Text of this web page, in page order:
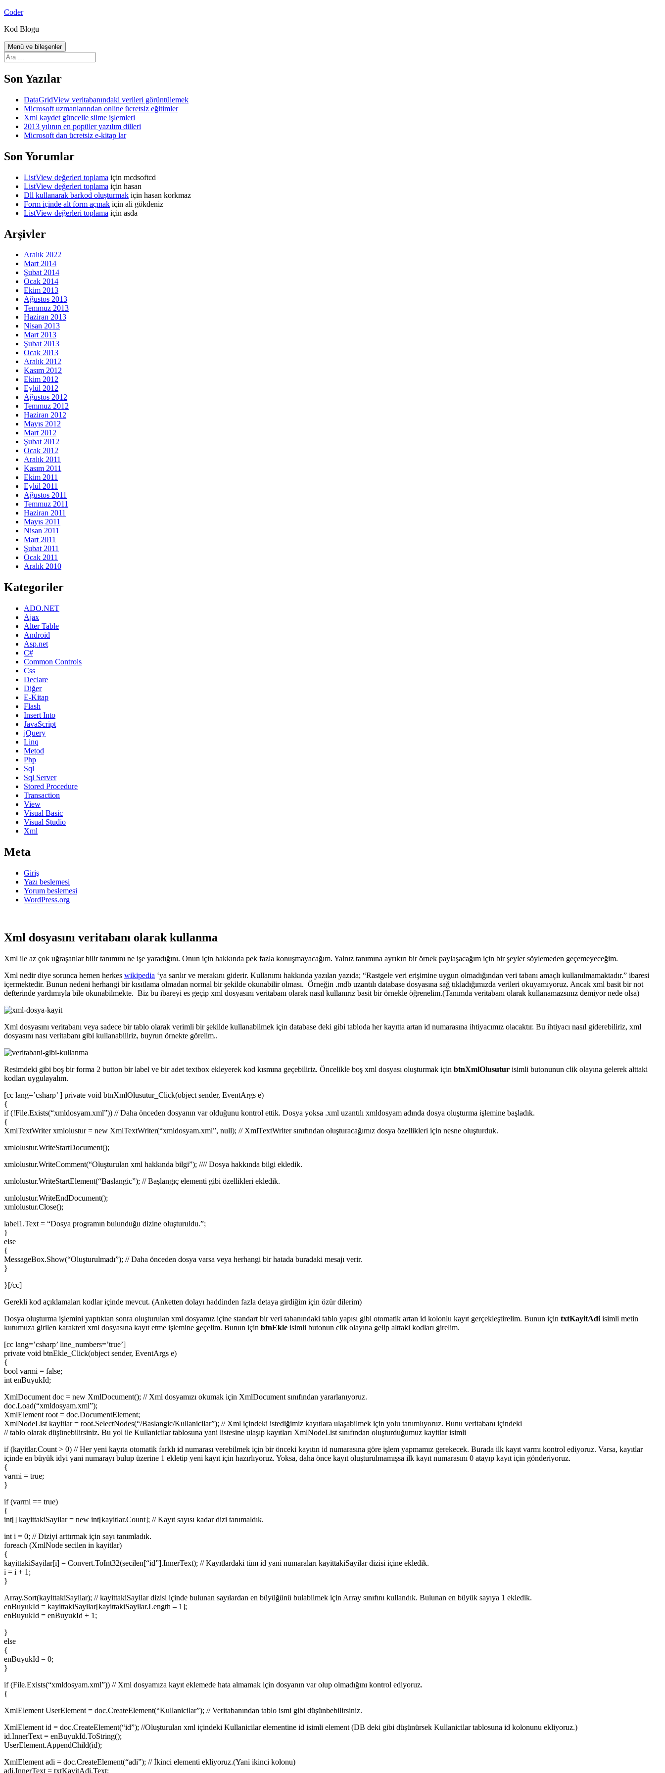
İçeriğe
Coder
Kod Blogu
Menü ve bileşenler
Arama:
Son Yazılar
DataGridView veritabanındaki verileri görüntülemek
Microsoft uzmanlarından online ücretsiz eğitimler
Xml kaydet güncelle silme işlemleri
2013 yılının en popüler yazılım dilleri
Microsoft dan ücretsiz e-kitap lar
Son Yorumlar
ListView değerleri toplama için mcdsoftcd
ListView değerleri toplama için hasan
Dll kullanarak barkod oluşturmak için hasan korkmaz
Form içinde alt form açmak için ali gökdeniz
ListView değerleri toplama için asda
Arşivler
Aralık 2022
Mart 2014
Şubat 2014
Ocak 2014
Ekim 2013
Ağustos 2013
Temmuz 2013
Haziran 2013
Nisan 2013
Mart 2013
Şubat 2013
Ocak 2013
Aralık 2012
Kasım 2012
Ekim 2012
Eylül 2012
Ağustos 2012
Temmuz 2012
Haziran 2012
Mayıs 2012
Mart 2012
Şubat 2012
Ocak 2012
Aralık 2011
Kasım 2011
Ekim 2011
Eylül 2011
Ağustos 2011
Temmuz 2011
Haziran 2011
Mayıs 2011
Nisan 2011
Mart 2011
Şubat 2011
Ocak 2011
Aralık 2010
Kategoriler
ADO.NET
Ajax
Alter Table
Android
Asp.net
C#
Common Controls
Css
Declare
Diğer
E-Kitap
Flash
Insert Into
JavaScript
jQuery
Linq
Metod
Php
Sql
Sql Server
Stored Procedure
Transaction
View
Visual Basic
Visual Studio
Xml
Meta
Giriş
Yazı beslemesi
Yorum beslemesi
WordPress.org
Xml dosyasını veritabanı olarak kullanma
Xml ile az çok uğraşanlar bilir tanımını ne işe yaradığını. Onun için hakkında pek fazla konuşmayacağım. Yalnız tanımına ayrıkırı bir örnek paylaşacağım için bir şeyler söylemeden geçemeyeceğim.
Xml nedir diye sorunca hemen herkes wikipedia ‘ya sarılır ve merakını giderir. Kullanımı hakkında yazılan yazıda; “Rastgele veri erişimine uygun olmadığından veri tabanı amaçlı kullanılmamaktadır.” ibaresi
içermektedir. Bunun nedeni herhangi bir kısıtlama olmadan normal bir şekilde okunabilir olması. Örneğin .mdb uzantılı database dosyasına sağ tıkladığımızda verileri okuyamıyoruz. Ancak xml basit bir not
defterinde yardımıyla bile okunabilmekte. Biz bu ibareyi es geçip xml dosyasını veritabanı olarak nasıl kullanırız basit bir örnekle öğrenelim.(Tanımda veritabanı olarak kullanamazsınız demiyor nede olsa)
Xml dosyasını veritabanı veya sadece bir tablo olarak verimli bir şekilde kullanabilmek için database deki gibi tabloda her kayıtta artan id numarasına ihtiyacımız olacaktır. Bu ihtiyacı nasıl giderebiliriz, xml
dosyasını nası veritabanı gibi kullanabiliriz, buyrun örnekte görelim..
Resimdeki gibi boş bir forma 2 button bir label ve bir adet textbox ekleyerek kod kısmına geçebiliriz. Öncelikle boş xml dosyası oluşturmak için btnXmlOlusutur isimli butonunun clik olayına gelerek alttaki
kodları uygulayalım.
[cc lang=’csharp’ ] private void btnXmlOlusutur_Click(object sender, EventArgs e)
{
if (!File.Exists(“xmldosyam.xml”)) // Daha önceden dosyanın var olduğunu kontrol ettik. Dosya yoksa .xml uzantılı xmldosyam adında dosya oluşturma işlemine başladık.
{
XmlTextWriter xmlolustur = new XmlTextWriter(“xmldosyam.xml”, null); // XmlTextWriter sınıfından oluşturacağımız dosya özellikleri için nesne oluşturduk.
xmlolustur.WriteStartDocument();
xmlolustur.WriteComment(“Oluşturulan xml hakkında bilgi”); //// Dosya hakkında bilgi ekledik.
xmlolustur.WriteStartElement(“Baslangic”); // Başlangıç elementi gibi özellikleri ekledik.
xmlolustur.WriteEndDocument();
xmlolustur.Close();
label1.Text = “Dosya programın bulunduğu dizine oluşturuldu.”;
}
else
{
MessageBox.Show(“Oluşturulmadı”); // Daha önceden dosya varsa veya herhangi bir hatada buradaki mesajı verir.
}
}[/cc]
Gerekli kod açıklamaları kodlar içinde mevcut. (Anketten dolayı haddinden fazla detaya girdiğim için özür dilerim)
Dosya oluşturma işlemini yaptıktan sonra oluşturulan xml dosyamız içine standart bir veri tabanındaki tablo yapısı gibi otomatik artan id kolonlu kayıt gerçekleştirelim. Bunun için txtKayitAdi isimli metin
kutumuza girilen karakteri xml dosyasına kayıt etme işlemine geçelim. Bunun için btnEkle isimli butonun clik olayına gelip alttaki kodları girelim.
[cc lang=’csharp’ line_numbers=’true’]
private void btnEkle_Click(object sender, EventArgs e)
{
bool varmi = false;
int enBuyukId;
XmlDocument doc = new XmlDocument(); // Xml dosyamızı okumak için XmlDocument sınıfından yararlanıyoruz.
doc.Load(“xmldosyam.xml”);
XmlElement root = doc.DocumentElement;
XmlNodeList kayitlar = root.SelectNodes(“/Baslangic/Kullanicilar”); // Xml içindeki istediğimiz kayıtlara ulaşabilmek için yolu tanımlıyoruz. Bunu veritabanı içindeki
// tablo olarak düşünebilirsiniz. Bu yol ile Kullanicilar tablosuna yani listesine ulaşıp kayıtları XmlNodeList sınıfından oluşturduğumuz kayitlar isimli
if (kayitlar.Count > 0) // Her yeni kayıta otomatik farklı id numarası verebilmek için bir önceki kayıtın id numarasına göre işlem yapmamız gerekecek. Burada ilk kayıt varmı kontrol ediyoruz. Varsa, kayıtlar
içinde en büyük idyi yani numarayı bulup üzerine 1 ekletip yeni kayıt için hazırlıyoruz. Yoksa, daha önce kayıt oluşturulmamışsa ilk kayıt numarasını 0 atayıp kayıt için gönderiyoruz.
{
varmi = true;
}
if (varmi == true)
{
int[] kayittakiSayilar = new int[kayitlar.Count]; // Kayıt sayısı kadar dizi tanımaldık.
int i = 0; // Diziyi arttırmak için sayı tanımladık.
foreach (XmlNode secilen in kayitlar)
{
kayittakiSayilar[i] = Convert.ToInt32(secilen[“id”].InnerText); // Kayıtlardaki tüm id yani numaraları kayittakiSayilar dizisi içine ekledik.
i = i + 1;
}
Array.Sort(kayittakiSayilar); // kayittakiSayilar dizisi içinde bulunan sayılardan en büyüğünü bulabilmek için Array sınıfını kullandık. Bulunan en büyük sayıya 1 ekledik.
enBuyukId = kayittakiSayilar[kayittakiSayilar.Length – 1];
enBuyukId = enBuyukId + 1;
}
else
{
enBuyukId = 0;
}
if (File.Exists(“xmldosyam.xml”)) // Xml dosyamıza kayıt eklemede hata almamak için dosyanın var olup olmadığını kontrol ediyoruz.
{
XmlElement UserElement = doc.CreateElement(“Kullanicilar”); // Veritabanından tablo ismi gibi düşünbebilirsiniz.
XmlElement id = doc.CreateElement(“id”); //Oluşturulan xml içindeki Kullanicilar elementine id isimli element (DB deki gibi düşünürsek Kullanicilar tablosuna id kolonunu ekliyoruz.)
id.InnerText = enBuyukId.ToString();
UserElement.AppendChild(id);
XmlElement adi = doc.CreateElement(“adi”); // İkinci elementi ekliyoruz.(Yani ikinci kolonu)
adi.InnerText = txtKayitAdi.Text;